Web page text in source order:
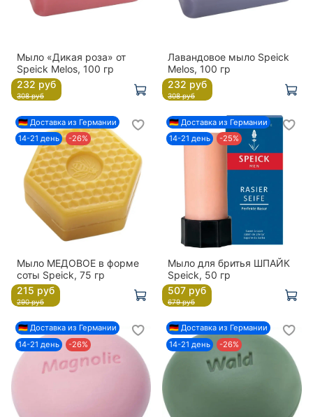
Мыло «Дикая роза» от
Speick Melos, 100 гр
232 руб
308 руб
Лавандовое мыло Speick
Melos, 100 гр
232 руб
308 руб
🇩🇪 Доставка из Германии
14-21 день
-26%
Мыло МЕДОВОЕ в форме
соты Speick, 75 гр
215 руб
290 руб
🇩🇪 Доставка из Германии
14-21 день
-25%
Мыло для бритья ШПАЙК
Speick, 50 гр
507 руб
679 руб
🇩🇪 Доставка из Германии
14-21 день
-26%
🇩🇪 Доставка из Германии
14-21 день
-26%